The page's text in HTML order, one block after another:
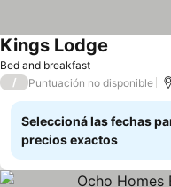
Bed and breakfast
Kings Lodge
/ Puntuación no disponible
Seleccioná las fechas
precios exactos